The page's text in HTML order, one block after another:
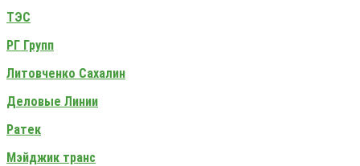
ТЭС
РГ Групп
Литовченко Сахалин
Деловые Линии
Ратек
Мэйджик транс